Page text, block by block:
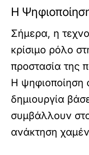
Η
Σήμερα, η
κρίσιμο ρόλο
προστασία της
Η ψηφιοποίηση
δημιουργία
συμβάλλουν
ανάκτηση